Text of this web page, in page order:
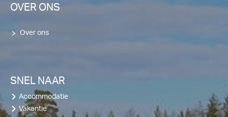
OVER ONS
Over ons
SNEL NAAR
Accommodatie
Vakantie